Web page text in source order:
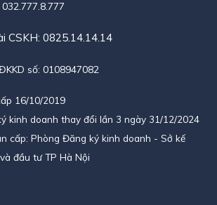
032.777.8.777
CSKH: 0825.14.14.14
số: 0108947082
16/10/2019
kinh doanh thay đổi lần 3 ngày 31/12/2024
cấp: Phòng Đăng ký kinh doanh - Sở kế
đầu tư TP Hà Nội